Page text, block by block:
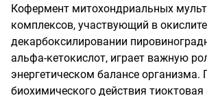
Кофермент митохондриальных
комплексов, участвующий в
декарбоксилировании
альфа-кетокислот, играет важную
энергетическом балансе организма.
биохимического действия